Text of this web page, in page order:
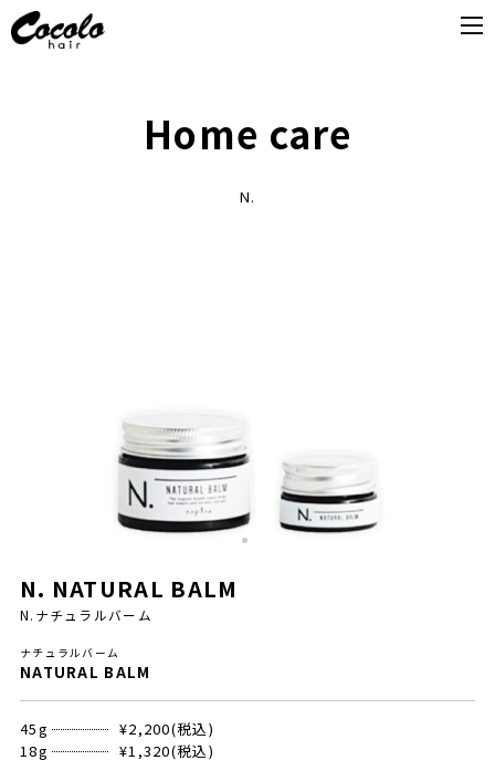
Home care
N.
N. NATURAL BALM
N.ナチュラルバーム
ナチュラルバーム
NATURAL BALM
45g
¥2,200(税込)
18g
¥1,320(税込)